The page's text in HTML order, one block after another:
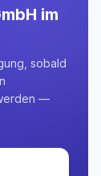
im
sobald
—